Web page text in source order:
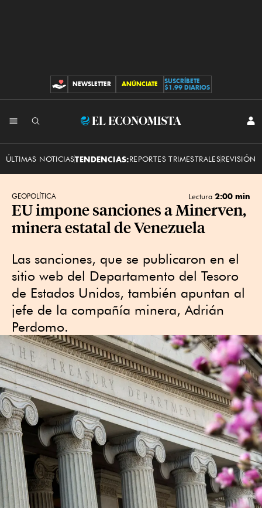
CONTRIBUCIONES
NEWSLETTER ANÚNCIATE
SUSCRÍBETE
$1.99 DIARIOS
El
ÚLTIMAS NOTICIASTENDENCIAS:REPORTES TRIMESTRALESREVISIÓN
GEOPOLÍTICA Lectura 2:00 min
EU impone sanciones a Minerven,
minera estatal de Venezuela
Las sanciones, que se publicaron en el
sitio web del Departamento del Tesoro
de Estados Unidos, también apuntan al
jefe de la compañía minera, Adrián
Perdomo.